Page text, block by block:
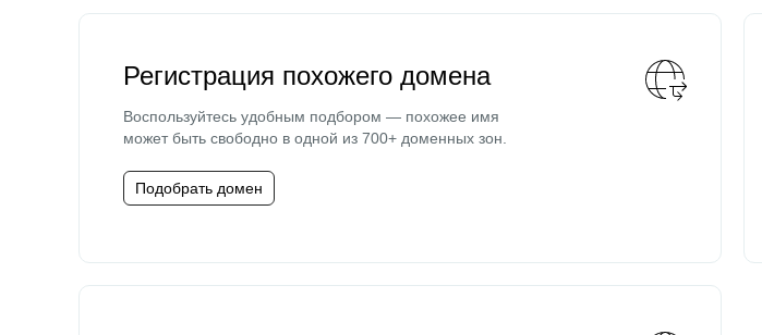
Регистрация похожего домена
Воспользуйтесь удобным подбором — похожее имя
может быть свободно в одной из 700+ доменных зон.
Подобрать домен